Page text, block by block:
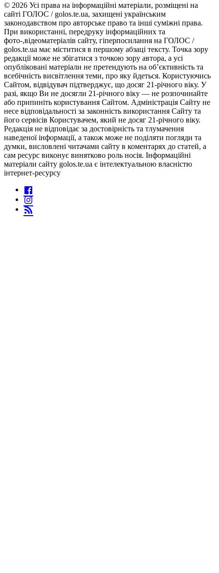
© 2026 Усі права на інформаційні матеріали, розміщені на
сайті ГОЛОС / golos.te.ua, захищені українським
законодавством про авторське право та інші суміжні права.
При використанні, передруку інформаційних та
фото-,відеоматеріалів сайту, гіперпосилання на ГОЛОС /
golos.te.ua має міститися в першому абзаці тексту. Точка зору
редакції може не збігатися з точкою зору автора, а усі
опубліковані матеріали не претендують на об’єктивність та
всебічність висвітлення теми, про яку йдеться. Користуючись
Сайтом, відвідувач підтверджує, що досяг 21-річного віку. У
разі, якщо Ви не досягли 21-річного віку — не розпочинайте
або припиніть користування Сайтом. Адміністрація Сайту не
несе відповідальності за законність використання Сайту та
його сервісів Користувачем, який не досяг 21-річного віку.
Редакція не відповідає за достовірність та тлумачення
наведеної інформації, а також може не поділяти погляди та
думки, висловлені читачами сайту в коментарях до статей, а
сам ресурс виконує винятково роль носія. Інформаційні
матеріали сайту golos.te.ua є інтелектуальною власністю
інтернет-ресурсу